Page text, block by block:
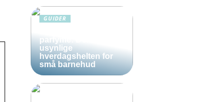
GUIDER
parfyme: Den
usynlige
hverdagshelten for
små barnehud